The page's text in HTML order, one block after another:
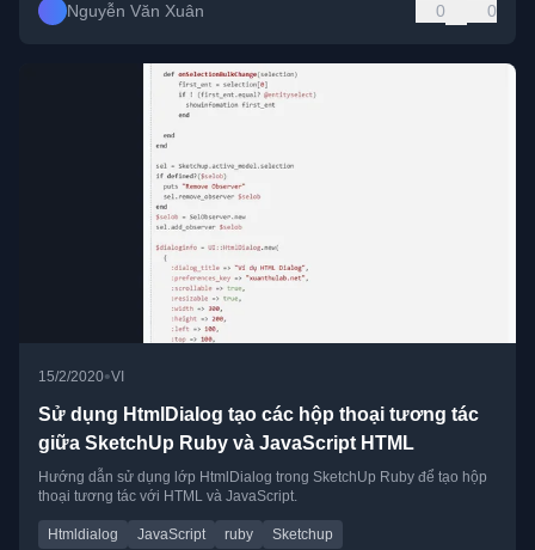
Nguyễn Văn Xuân 0 0
15/2/2020•VI
Sử dụng HtmlDialog tạo các hộp thoại tương tác
giữa SketchUp Ruby và JavaScript HTML
Hướng dẫn sử dụng lớp HtmlDialog trong SketchUp Ruby để tạo hộp
thoại tương tác với HTML và JavaScript.
Htmldialog JavaScript ruby Sketchup